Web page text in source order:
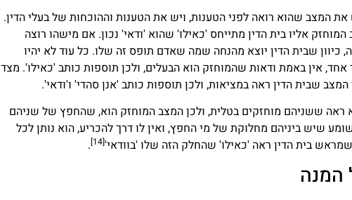
המצב שהוא רואה לפני הטענות, ויש את הטענות וההוכחות של בעלי הדין.
אליו בית הדין מתייחס 'כאילו' שהוא 'ודאי' נכון. אם מישהו רוצה
כיוון שבית הדין יוצא מהנחה שמה שאדם תופס זה שלו. כל עוד לא יהיו
אחד, אין באמת ודאות שהמוחזק הוא הבעלים, ולכן תוספות כותב 'כאילו'. מצד
שבית הדין ראה במציאות, ולכן תוספות כותב 'אנן סהדי' ו'ודאי'.
ראה ששניהם מוחזקים בטלית, ולכן המצב המוחזק הוא, שהחפץ של שניהם
שיש ביניהם מחלוקת של מי החפץ, ואין לו דרך להכריע, הוא נותן לכל
בית הדין ראה 'כאילו' שהחלק הזה שלו 'בוודאי'[14]
.
המנה